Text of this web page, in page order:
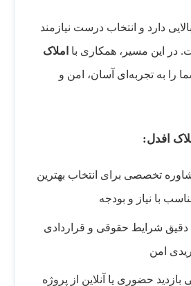
دارد و انتخاب درست نیازمند
این مسیر، همکاری بااملاک
را به تجربه‌ای آسان، امن و
افدل:
تخصصی برای انتخاب بهترین
با نیاز و بودجه
شرایط حقوقی و قراردادی
امن
بازدید حضوری یا آنلاین از پروژه